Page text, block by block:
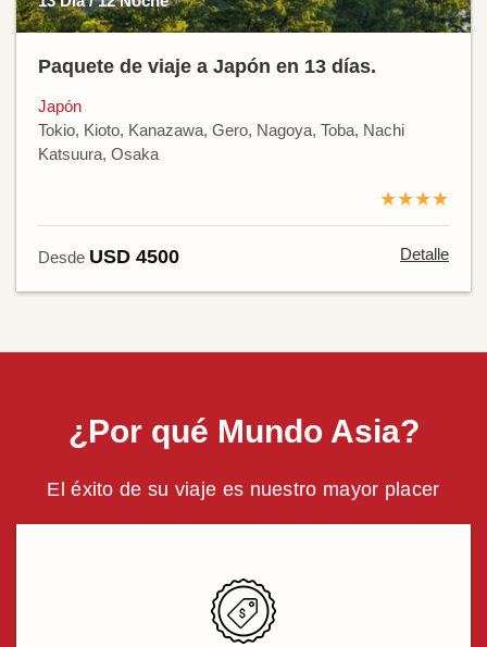
Paquete de viaje a Japón en 13 días.
Japón
Tokio, Kioto, Kanazawa, Gero, Nagoya, Toba, Nachi
Katsuura, Osaka
★★★★
Desde USD 4500 Detalle
¿Por qué Mundo Asia?
El éxito de su viaje es nuestro mayor placer